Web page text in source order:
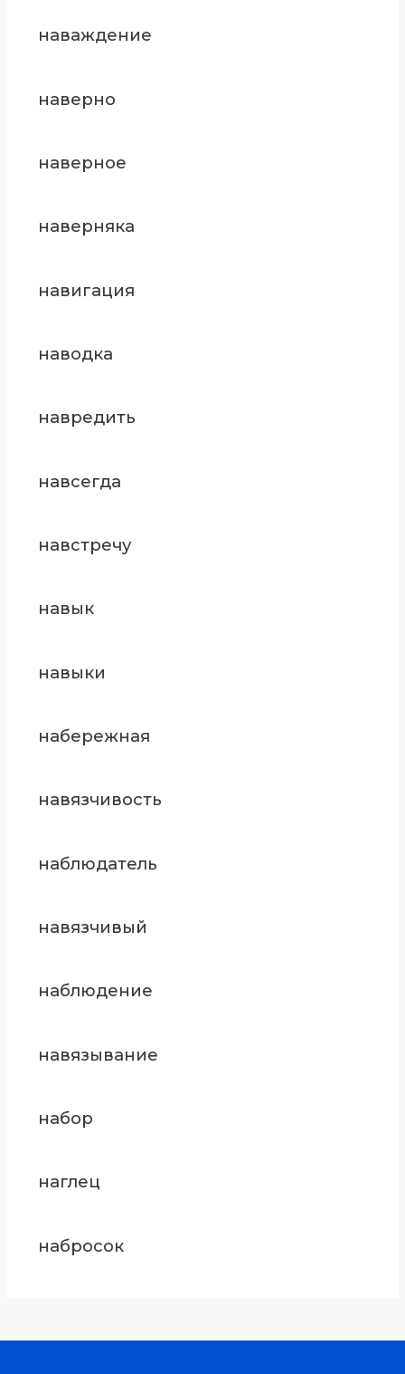
наваждение
наверно
наверное
наверняка
навигация
наводка
навредить
навсегда
навстречу
навык
навыки
набережная
навязчивость
наблюдатель
навязчивый
наблюдение
навязывание
набор
наглец
набросок